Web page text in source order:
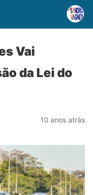
Vai
da Lei do
10 anos atrás